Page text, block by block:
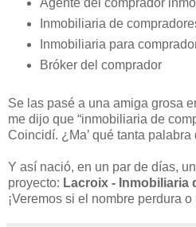
Inmobiliaria de
Inmobiliaria para
Bróker del comprador
Se las pasé a una amiga grosa
me dijo que “inmobiliaria de
Coincidí. ¿Ma’ qué tanta palabra
Y así nació, en un par de días,
proyecto: Lacroix - Inmobiliaria
¡Veremos si el nombre perdura